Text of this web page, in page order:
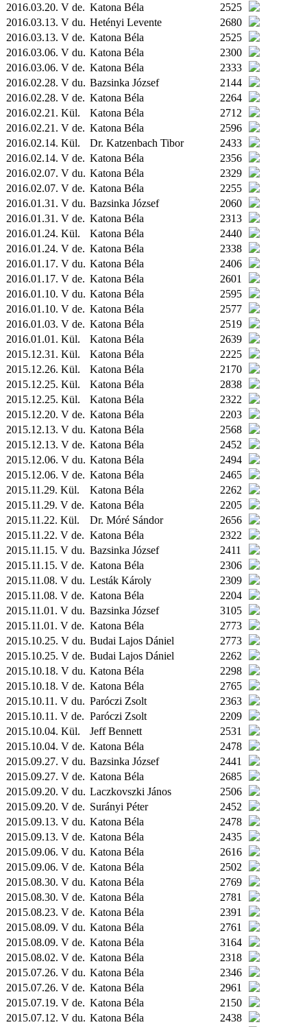
2016.03.20. V de. Katona Béla
2525
2016.03.13. V du. Hetényi Levente
2680
2016.03.13. V de. Katona Béla
2525
2016.03.06. V du. Katona Béla
2300
2016.03.06. V de. Katona Béla
2333
2016.02.28. V du. Bazsinka József
2144
2016.02.28. V de. Katona Béla
2264
2016.02.21. Kül. Katona Béla
2712
2016.02.21. V de. Katona Béla
2596
2016.02.14. Kül. Dr. Katzenbach Tibor
2433
2016.02.14. V de. Katona Béla
2356
2016.02.07. V du. Katona Béla
2329
2016.02.07. V de. Katona Béla
2255
2016.01.31. V du. Bazsinka József
2060
2016.01.31. V de. Katona Béla
2313
2016.01.24. Kül. Katona Béla
2440
2016.01.24. V de. Katona Béla
2338
2016.01.17. V du. Katona Béla
2406
2016.01.17. V de. Katona Béla
2601
2016.01.10. V du. Katona Béla
2595
2016.01.10. V de. Katona Béla
2577
2016.01.03. V de. Katona Béla
2519
2016.01.01. Kül. Katona Béla
2639
2015.12.31. Kül. Katona Béla
2225
2015.12.26. Kül. Katona Béla
2170
2015.12.25. Kül. Katona Béla
2838
2015.12.25. Kül. Katona Béla
2322
2015.12.20. V de. Katona Béla
2203
2015.12.13. V du. Katona Béla
2568
2015.12.13. V de. Katona Béla
2452
2015.12.06. V du. Katona Béla
2494
2015.12.06. V de. Katona Béla
2465
2015.11.29. Kül. Katona Béla
2262
2015.11.29. V de. Katona Béla
2205
2015.11.22. Kül. Dr. Móré Sándor
2656
2015.11.22. V de. Katona Béla
2322
2015.11.15. V du. Bazsinka József
2411
2015.11.15. V de. Katona Béla
2306
2015.11.08. V du. Lesták Károly
2309
2015.11.08. V de. Katona Béla
2204
2015.11.01. V du. Bazsinka József
3105
2015.11.01. V de. Katona Béla
2773
2015.10.25. V du. Budai Lajos Dániel
2773
2015.10.25. V de. Budai Lajos Dániel
2262
2015.10.18. V du. Katona Béla
2298
2015.10.18. V de. Katona Béla
2765
2015.10.11. V du. Paróczi Zsolt
2363
2015.10.11. V de. Paróczi Zsolt
2209
2015.10.04. Kül. Jeff Bennett
2531
2015.10.04. V de. Katona Béla
2478
2015.09.27. V du. Bazsinka József
2441
2015.09.27. V de. Katona Béla
2685
2015.09.20. V du. Laczkovszki János
2506
2015.09.20. V de. Surányi Péter
2452
2015.09.13. V du. Katona Béla
2478
2015.09.13. V de. Katona Béla
2435
2015.09.06. V du. Katona Béla
2616
2015.09.06. V de. Katona Béla
2502
2015.08.30. V du. Katona Béla
2769
2015.08.30. V de. Katona Béla
2781
2015.08.23. V de. Katona Béla
2391
2015.08.09. V du. Katona Béla
2761
2015.08.09. V de. Katona Béla
3164
2015.08.02. V de. Katona Béla
2318
2015.07.26. V du. Katona Béla
2346
2015.07.26. V de. Katona Béla
2961
2015.07.19. V de. Katona Béla
2150
2015.07.12. V du. Katona Béla
2438